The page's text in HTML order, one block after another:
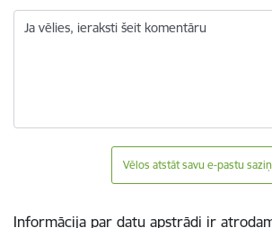
Ja vēlies, ieraksti šeit komentāru
Vēlos atstāt savu e-pastu
Informācija par datu apstrādi ir